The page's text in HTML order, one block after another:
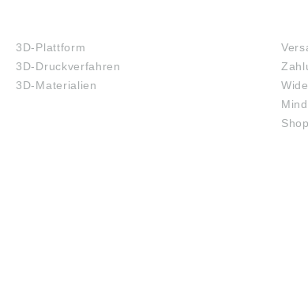
3D-Plattform
3D-Druckverfahren
3D-Materialien